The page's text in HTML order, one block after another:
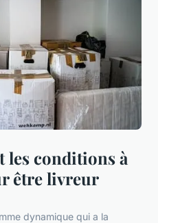
les conditions à
être livreur
dynamique qui a la